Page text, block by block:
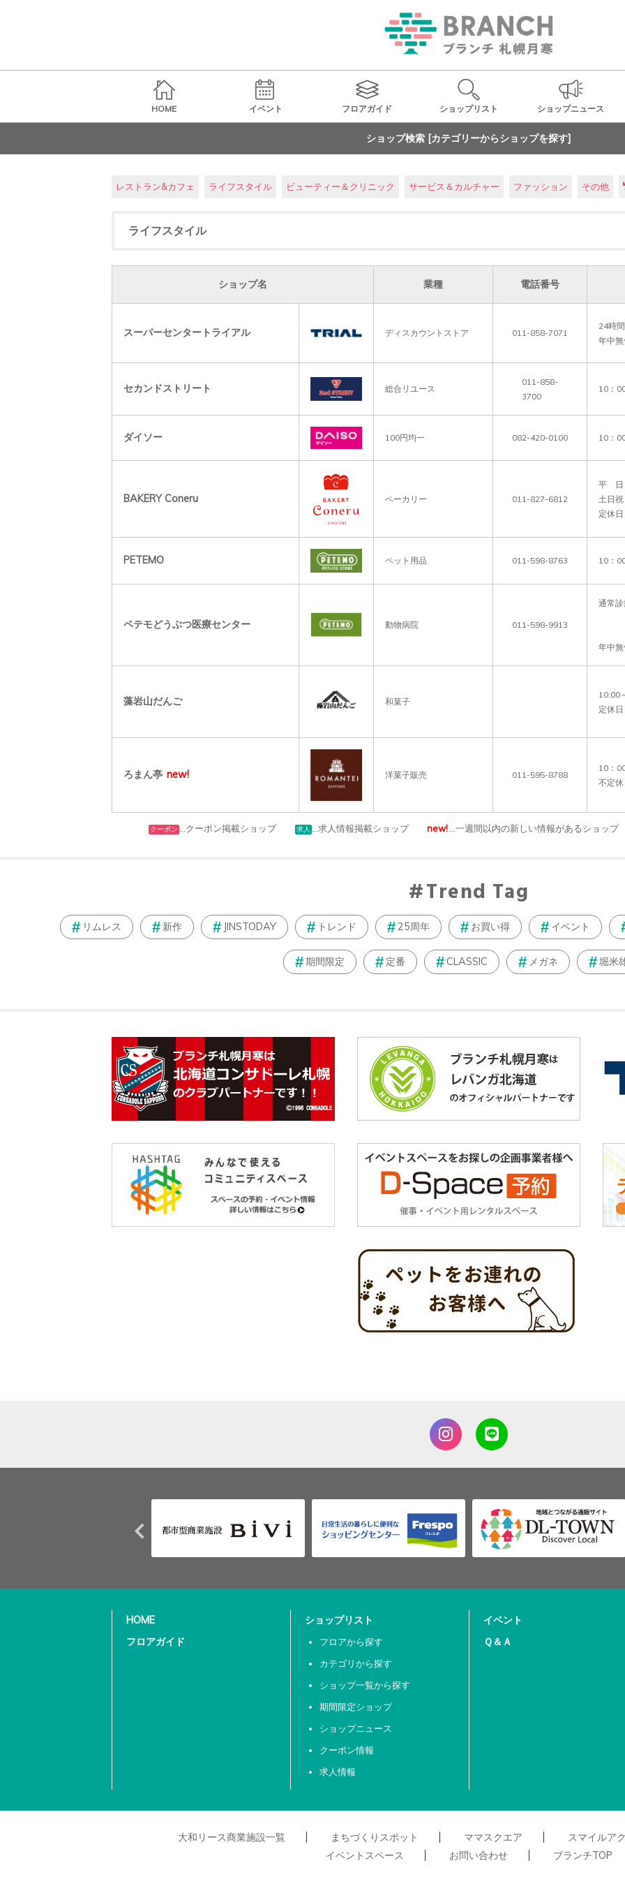
HOME イベント フロアガイド ショップリスト ショップニュース
ショップ検索 [カテゴリーからショップを探す]
レストラン&カフェ ライフスタイル ビューティー＆クリニック サービス＆カルチャー ファッション その他
ライフスタイル
ショップ名 業種 電話番号
スーパーセンタートライアル ディスカウントストア 011-858-7071
24時
年中
セカンドストリート 総合リユース
011-858-
3700
10：
ダイソー 100円均一 082-420-0100 10：
BAKERY Coneru ベーカリー 011-827-6812
平　
土日
PETEMO ペット用品 011-598-8763 10：
ペテモどうぶつ医療センター 動物病院 011-598-9913
通常
年中
藻岩山だんご 和菓子
10:00
定休
ろまん亭 new! 洋菓子販売 011-595-8788
10：
クーポン …クーポン掲載ショップ 求人 …求人情報掲載ショップ new! …一週間以内の新しい情報があるショップ
Trend Tag
リムレス 新作 JINSTODAY トレンド 25周年 お買い得 イベント
期間限定 定番 CLASSIC メガネ 堀米
HOME
フロアガイド
ショップリスト
フロアから探す
カテゴリから探す
ショップ一覧から探す
期間限定ショップ
ショップニュース
クーポン情報
求人情報
イベント
Ｑ＆Ａ
大和リース商業施設一覧 まちづくりスポット ママスクエア
スマイルア
イベントスペース
お問い合わせ ブランチTOP